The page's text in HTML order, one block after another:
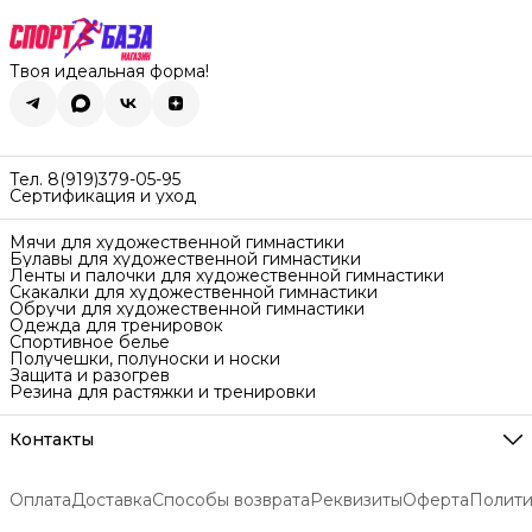
Твоя идеальная форма!
Тел. 8(919)379-05-95
Сертификация и уход
Мячи для художественной гимнастики
Булавы для художественной гимнастики
Ленты и палочки для художественной гимнастики
Скакалки для художественной гимнастики
Обручи для художественной гимнастики
Одежда для тренировок
Спортивное белье
Получешки, полуноски и носки
Защита и разогрев
Резина для растяжки и тренировки
Контакты
Телефон
ОплатаДоставкаСпособы возврата РеквизитыОферта